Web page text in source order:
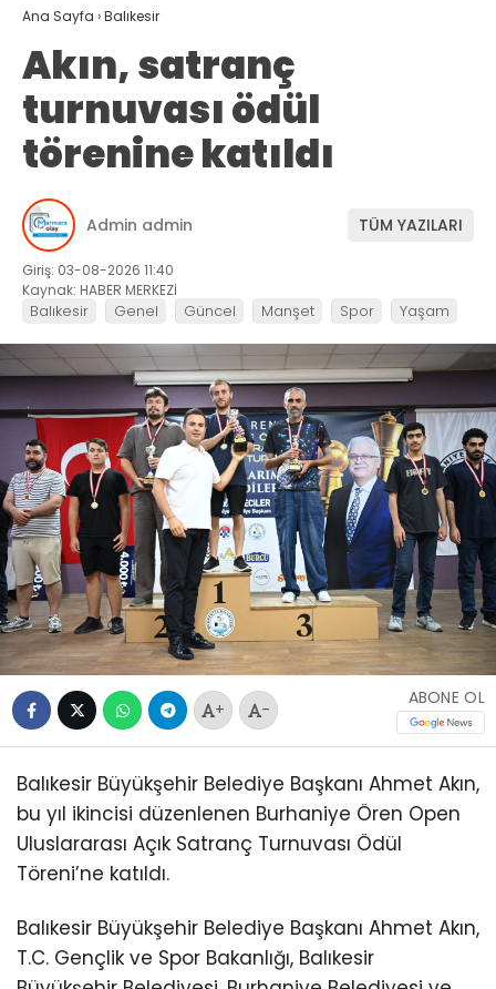
Ana Sayfa ›Balıkesir
Akın, satranç
turnuvası ödül
törenine katıldı
Admin admin TÜM YAZILARI
Giriş: 03-08-2026 11:40
Kaynak: HABER MERKEZİ
Balıkesir Genel Güncel Manşet Spor Yaşam
+ -
ABONE OL
Balıkesir Büyükşehir Belediye Başkanı Ahmet Akın,
bu yıl ikincisi düzenlenen Burhaniye Ören Open
Uluslararası Açık Satranç Turnuvası Ödül
Töreni’ne katıldı.
Balıkesir Büyükşehir Belediye Başkanı Ahmet Akın,
T.C. Gençlik ve Spor Bakanlığı, Balıkesir